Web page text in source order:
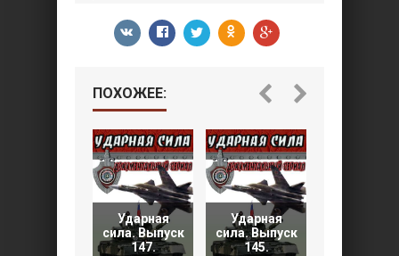
ПОХОЖЕЕ:
Ударная
сила. Выпуск
147.
Ударная
сила. Выпуск
145.